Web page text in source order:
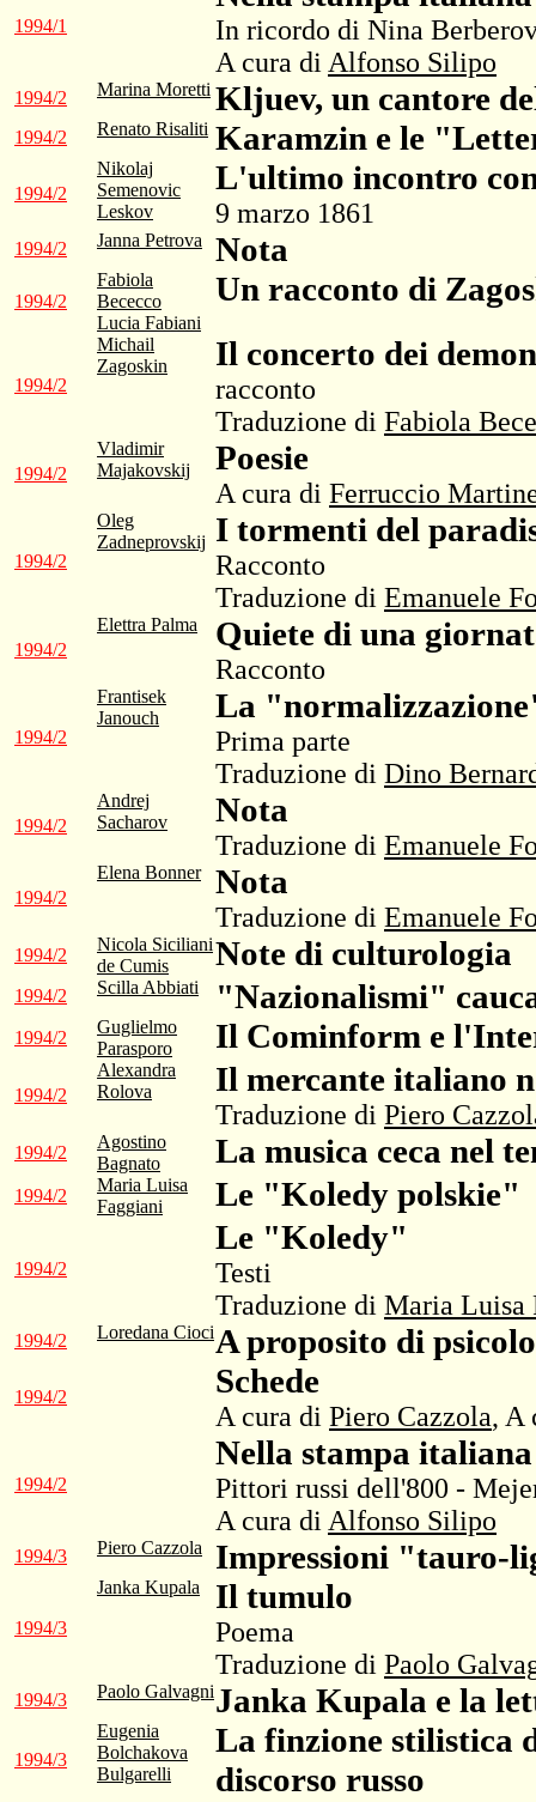
1994/1
In ricordo di Nina
A cura di Alfonso Silipo
1994/2 Marina Moretti Kljuev, un cantore
1994/2 Renato Risaliti Karamzin e le
1994/2
Nikolaj
Semenovic
Leskov
L'ultimo incontro
9 marzo 1861
1994/2 Janna Petrova Nota
1994/2
Fabiola
Bececco
Lucia Fabiani
Un racconto di
1994/2
Michail
Zagoskin
Il concerto dei
racconto
Traduzione di Fabiola
1994/2
Vladimir
Majakovskij
Poesie
A cura di Ferruccio
1994/2
Oleg
Zadneprovskij I tormenti del
Racconto
Traduzione di Emanuele
1994/2
Elettra Palma Quiete di una
Racconto
1994/2
Frantisek
Janouch
La
Prima parte
Traduzione di Dino
1994/2
Andrej
Sacharov
Nota
Traduzione di Emanuele
1994/2
Elena Bonner Nota
Traduzione di Emanuele
1994/2
Nicola Siciliani
de Cumis
Note di culturologia
1994/2 Scilla Abbiati "Nazionalismi"
1994/2
Guglielmo
Parasporo
Il Cominform e
1994/2
Alexandra
Rolova
Il mercante italiano
Traduzione di Piero
1994/2
Agostino
Bagnato
La musica ceca nel
1994/2
Maria Luisa
Faggiani
Le "Koledy polskie"
1994/2
Le "Koledy"
Testi
Traduzione di Maria Luisa
1994/2 Loredana CiociA proposito di
1994/2 Schede
A cura di Piero Cazzola, A
1994/2
Nella stampa italiana
Pittori russi dell'800 -
A cura di Alfonso Silipo
1994/3 Piero Cazzola Impressioni "tauro-
1994/3
Janka Kupala Il tumulo
Poema
Traduzione di Paolo
1994/3 Paolo GalvagniJanka Kupala e la
1994/3
Eugenia
Bolchakova
Bulgarelli
La finzione stilistica
discorso russo